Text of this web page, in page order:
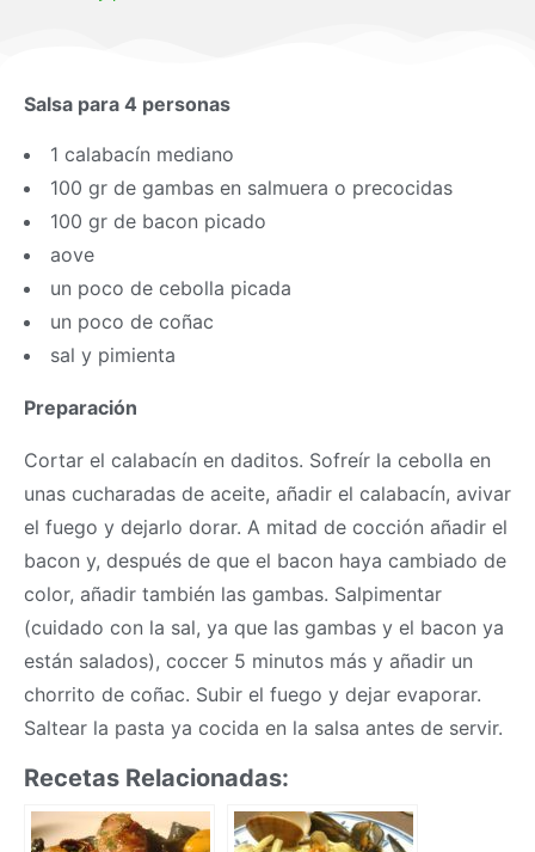
Salsa para 4 personas
1 calabacín mediano
100 gr de gambas en salmuera o precocidas
100 gr de bacon picado
aove
un poco de cebolla picada
un poco de coñac
sal y pimienta
Preparación
Cortar el calabacín en daditos. Sofreír la cebolla en
unas cucharadas de aceite, añadir el calabacín, avivar
el fuego y dejarlo dorar. A mitad de cocción añadir el
bacon y, después de que el bacon haya cambiado de
color, añadir también las gambas. Salpimentar
(cuidado con la sal, ya que las gambas y el bacon ya
están salados), coccer 5 minutos más y añadir un
chorrito de coñac. Subir el fuego y dejar evaporar.
Saltear la pasta ya cocida en la salsa antes de servir.
Recetas Relacionadas: